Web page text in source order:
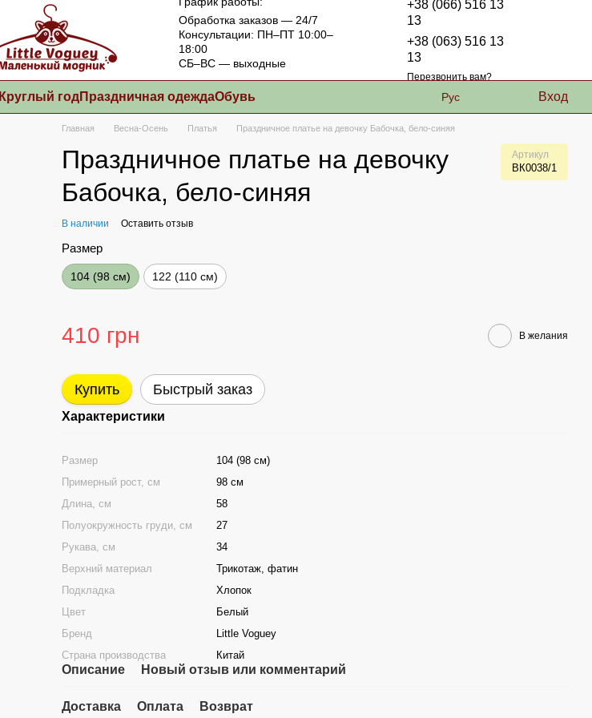
Обработка заказов — 24/7
Консультации: ПН–ПТ 10:00–
18:00
СБ–ВС — выходные
+38 (066) 516 13
13
+38 (063) 516 13
13
Перезвонить вам?
Круглый годПраздничная одеждаОбувь Рус Вход
Главная Весна-Осень Платья Праздничное платье на девочку Бабочка, бело-синяя
Праздничное платье на девочку
Бабочка, бело-синяя
Артикул
ВК0038/1
В наличии Оставить отзыв
Размер
104 (98 см) 122 (110 см)
410 грн В желания
Купить Быстрый заказ
Характеристики
Размер
104 (98 см)
Примерный рост, см
98 см
Длина, см
58
Полуокружность груди, см
27
Рукава, см
34
Верхний материал
Трикотаж, фатин
Подкладка
Хлопок
Цвет
Белый
Бренд
Little Voguey
Страна производства
Китай
Описание Новый отзыв или комментарий
Доставка Оплата Возврат